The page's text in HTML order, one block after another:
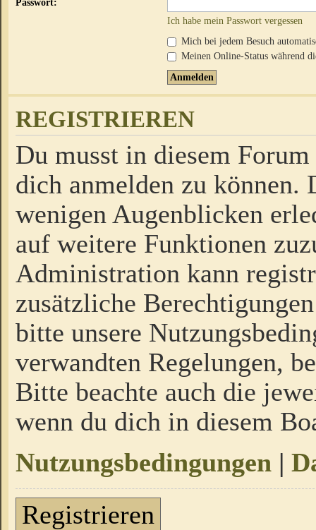
Ich habe mein Passwort vergessen
Mich bei jedem Besuch
Meinen Online-Status während
REGISTRIEREN
Du musst in diesem
dich anmelden zu
wenigen Augenblicken
auf weitere Funktionen
Administration kann
zusätzliche
bitte unsere
verwandten Regelungen,
Bitte beachte auch die
wenn du dich in diesem
Nutzungsbedingungen |
Registrieren